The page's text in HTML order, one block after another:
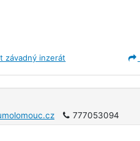
závadný inzerát
777053094